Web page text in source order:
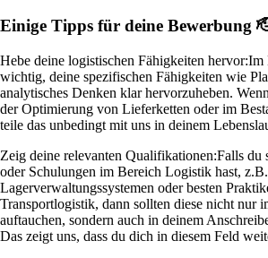
Einige Tipps für deine Bewerbung
Hebe deine logistischen Fähigkeiten hervor:Im
wichtig, deine spezifischen Fähigkeiten wie
analytisches Denken klar hervorzuheben.
der Optimierung von Lieferketten oder im
teile das unbedingt mit uns in deinem
Zeig deine relevanten Qualifikationen:Falls du
oder Schulungen im Bereich Logistik hast,
Lagerverwaltungssystemen oder besten
Transportlogistik, dann sollten diese nicht nur
auftauchen, sondern auch in deinem
Das zeigt uns, dass du dich in diesem Feld